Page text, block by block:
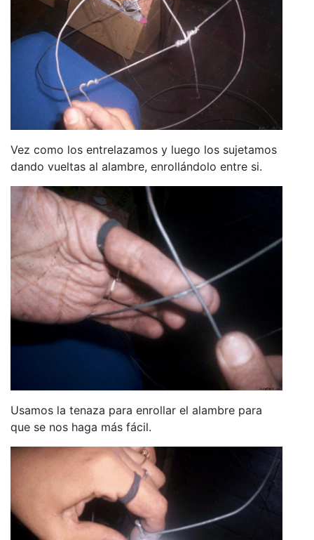
Vez como los entrelazamos y luego los sujetamos
dando vueltas al alambre, enrollándolo entre si.
Usamos la tenaza para enrollar el alambre para
que se nos haga más fácil.